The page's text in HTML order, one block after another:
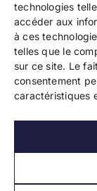
technologies
accéder aux
à ces
telles que le
sur ce site. Le
consentement
caractéristiques
Copyright
Mentions
Les liens